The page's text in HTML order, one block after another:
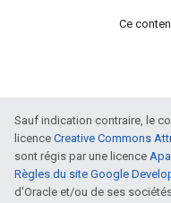
Ce
Sauf indication contraire, le
licence Creative Commons
sont régis par une licence
Règles du site Google
d'Oracle et/ou de ses